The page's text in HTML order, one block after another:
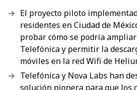
El proyecto piloto
residentes en Ciudad de
probar cómo se podría
Telefónica y permitir la
móviles en la red Wifi de
Telefónica y Nova Labs han
solución pionera para que los